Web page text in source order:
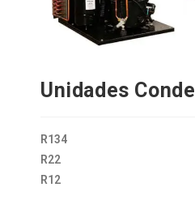
Unidades
R134
R22
R12